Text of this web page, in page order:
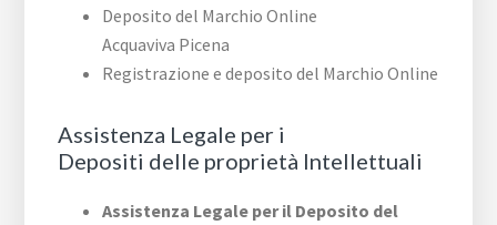
Deposito del Marchio Online
Acquaviva Picena
Registrazione e deposito del Marchio Online
Assistenza Legale per i
Depositi delle proprietà Intellettuali
Assistenza Legale per il Deposito del